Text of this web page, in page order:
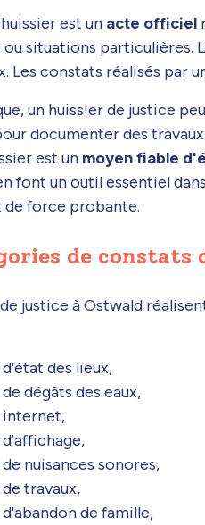
est un acte officiel
situations particulières.
Les constats réalisés par
un huissier de justice
documenter des
est un moyen fiable
font un outil essentiel
force probante.
de constats
justice à Ostwald
des lieux,
dégâts des eaux,
internet,
nuisances sonores,
travaux,
de famille,